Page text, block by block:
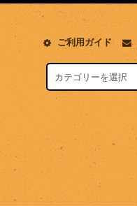
ご利用ガイド